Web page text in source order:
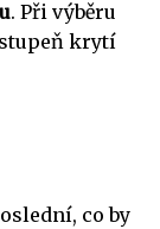
. Při výběru
krytí
co by